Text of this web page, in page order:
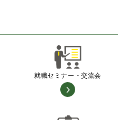
就職セミナー・交流会